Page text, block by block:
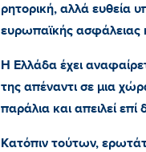
ρητορική, αλλά ευθεία
ευρωπαϊκής ασφάλειας
Η Ελλάδα έχει
της απέναντι σε μια
παράλια και απειλεί επί
Κατόπιν τούτων,